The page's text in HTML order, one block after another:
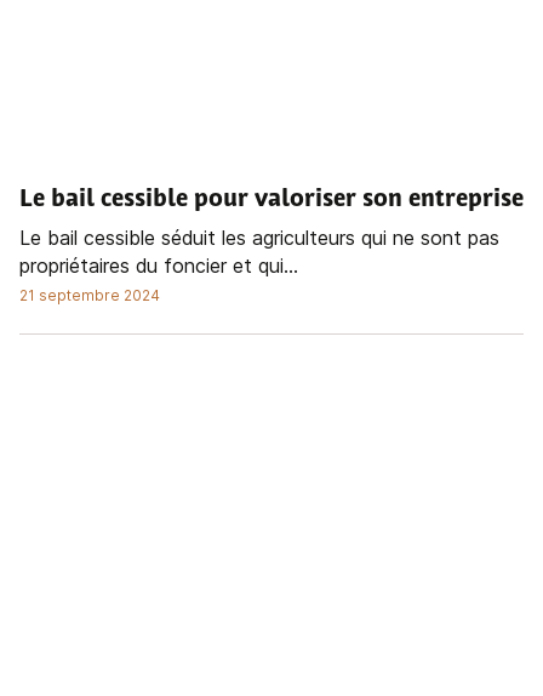
Le bail cessible pour valoriser son entreprise
Le bail cessible séduit les agriculteurs qui ne sont pas
propriétaires du foncier et qui...
21 septembre 2024